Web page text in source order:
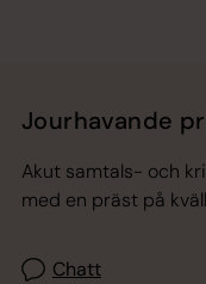
Jourhavande
Akut samtals- och
med en präst på
Chatt